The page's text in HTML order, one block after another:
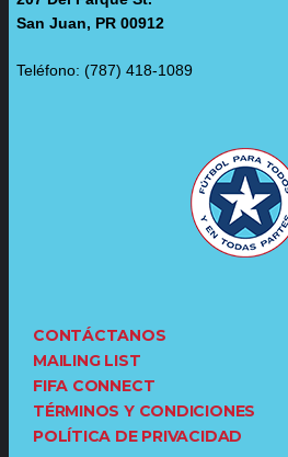
San Juan, PR 00912
Teléfono: (787) 418-1089
CONTÁCTANOS
MAILING LIST
FIFA CONNECT
TÉRMINOS Y CONDICIONES
POLÍTICA DE PRIVACIDAD